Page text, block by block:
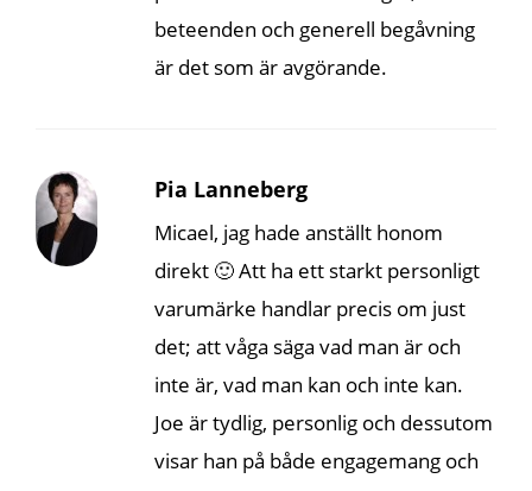
beteenden och generell begåvning
är det som är avgörande.
Pia Lanneberg
Micael, jag hade anställt honom
direkt 🙂 Att ha ett starkt personligt
varumärke handlar precis om just
det; att våga säga vad man är och
inte är, vad man kan och inte kan.
Joe är tydlig, personlig och dessutom
visar han på både engagemang och